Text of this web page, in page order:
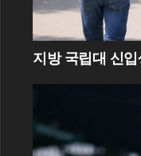
지방 국립대 신